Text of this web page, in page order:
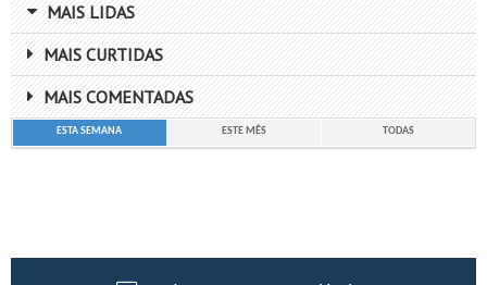
MAIS LIDAS
MAIS CURTIDAS
MAIS COMENTADAS
ESTA SEMANA ESTE MÊS TODAS